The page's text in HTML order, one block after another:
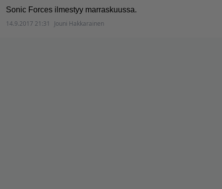
Sonic Forces ilmestyy marraskuussa.
14.9.2017 21:31
Jouni Hakkarainen